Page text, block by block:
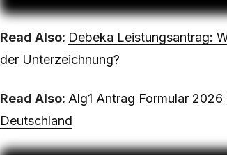
Read Also: Debeka Leistungsantrag:
der Unterzeichnung?
Read Also: Alg1 Antrag Formular
Deutschland